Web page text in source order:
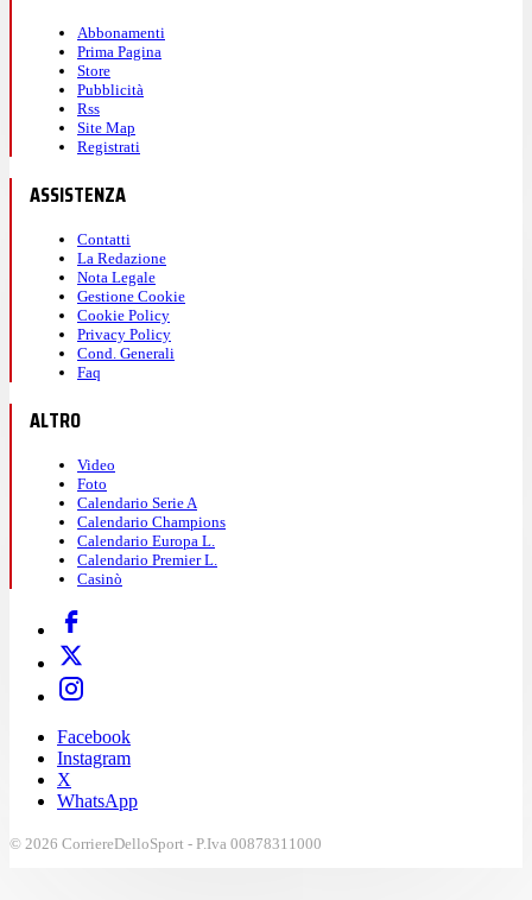
Abbonamenti
Prima Pagina
Store
Pubblicità
Rss
Site Map
Registrati
ASSISTENZA
Contatti
La Redazione
Nota Legale
Gestione Cookie
Cookie Policy
Privacy Policy
Cond. Generali
Faq
ALTRO
Video
Foto
Calendario Serie A
Calendario Champions
Calendario Europa L.
Calendario Premier L.
Casinò
Facebook
Instagram
X
WhatsApp
© 2026 CorriereDelloSport - P.Iva 00878311000